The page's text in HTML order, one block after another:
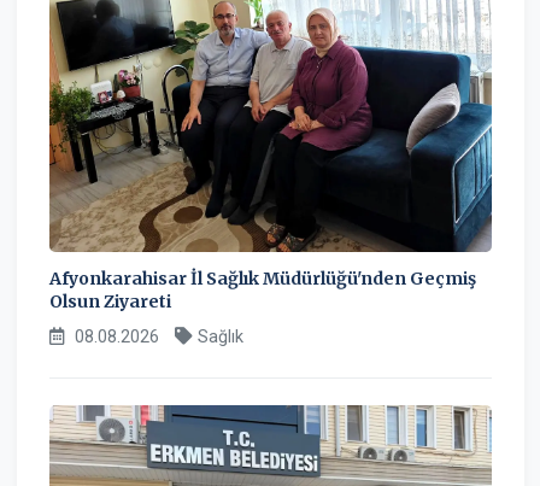
Afyonkarahisar İl Sağlık Müdürlüğü'nden Geçmiş
Olsun Ziyareti
08.08.2026 Sağlık